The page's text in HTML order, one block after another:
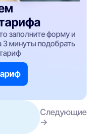
заполните форму и
3 минуты подобрать
Следующие
→